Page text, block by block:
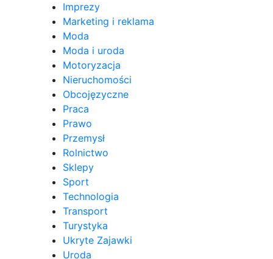
Imprezy
Marketing i reklama
Moda
Moda i uroda
Motoryzacja
Nieruchomości
Obcojęzyczne
Praca
Prawo
Przemysł
Rolnictwo
Sklepy
Sport
Technologia
Transport
Turystyka
Ukryte Zajawki
Uroda